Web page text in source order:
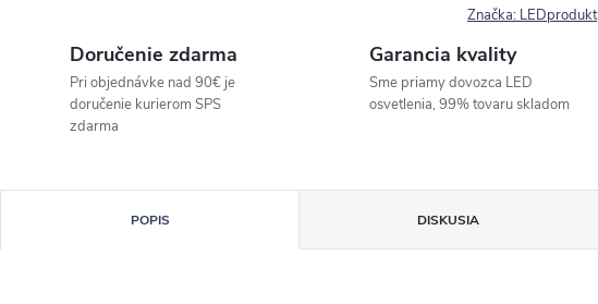
Značka: LEDprodukt
Doručenie zdarma
Pri objednávke nad 90€ je
doručenie kurierom SPS
zdarma
Garancia kvality
Sme priamy dovozca LED
osvetlenia, 99% tovaru skladom
POPIS DISKUSIA